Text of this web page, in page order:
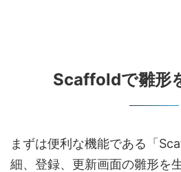
Scaffoldで雛形
まずは便利な機能である「
細、登録、更新画面の雛形を